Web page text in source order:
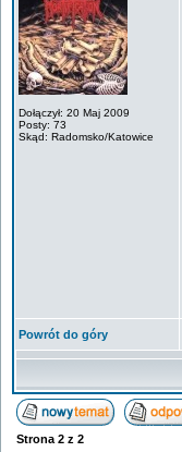
Dołączył: 20 Maj 2009
Posty: 73
Skąd: Radomsko/Katowice
Powrót do góry
Strona 2 z 2